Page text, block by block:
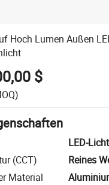
Hoch Lumen Außen
$
LED-Licht
(CCT)
Reines
Material